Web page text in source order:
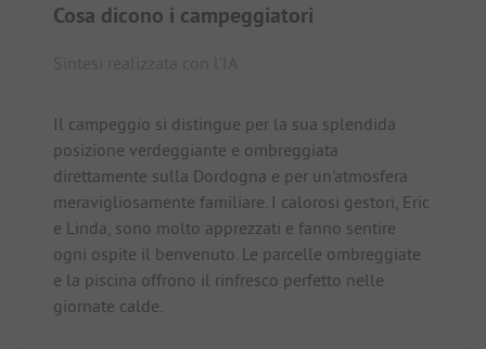
Cosa dicono i campeggiatori
Il campeggio si distingue per la sua splendida
posizione verdeggiante e ombreggiata
direttamente sulla Dordogna e per un'atmosfera
meravigliosamente familiare. I calorosi gestori, Eric
e Linda, sono molto apprezzati e fanno sentire
ogni ospite il benvenuto. Le parcelle ombreggiate
e la piscina offrono il rinfresco perfetto nelle
giornate calde.